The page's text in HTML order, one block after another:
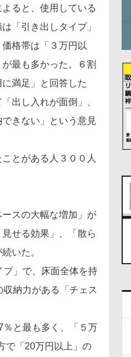
ると、使用している
「引き出しタイプ」
格帯は「３万円以
が最も多かった。６割
満足」と回答した
出し入れが面倒」、
できない」という意見
とがある人３００人
スの大幅な増加」が
せる効果」、「散ら
いた。
」で、床面全体を持
納力がある「チェス
と最も多く、「５万
で「20万円以上」の